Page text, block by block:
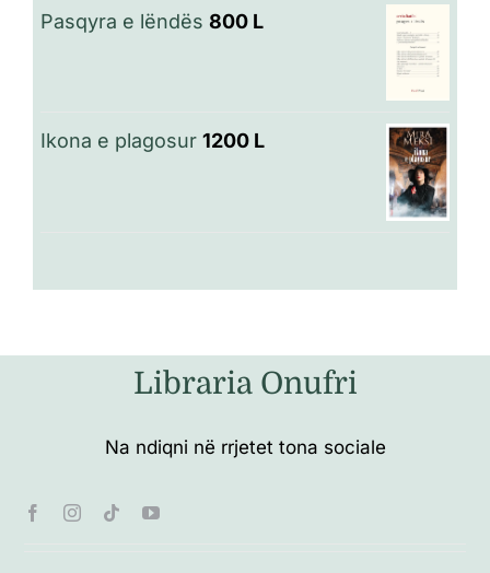
Pasqyra e lëndës 800 L
Ikona e plagosur 1200 L
Libraria Onufri
Na ndiqni në rrjetet tona sociale